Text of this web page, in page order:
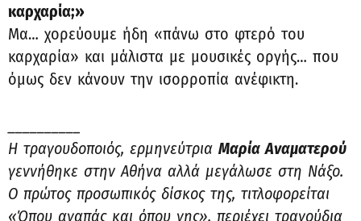
καρχαρία;»
Μα… χορεύουμε ήδη «πάνω στο φτερό του
καρχαρία» και μάλιστα με μουσικές οργής… που
όμως δεν κάνουν την ισορροπία ανέφικτη.
Η τραγουδοποιός, ερμηνεύτρια Μαρία Αναματερού
γεννήθηκε στην Αθήνα αλλά μεγάλωσε στη Νάξο.
Ο πρώτος προσωπικός δίσκος της, τιτλοφορείται
«Όπου αγαπάς και όπου γης», περιέχει τραγούδια